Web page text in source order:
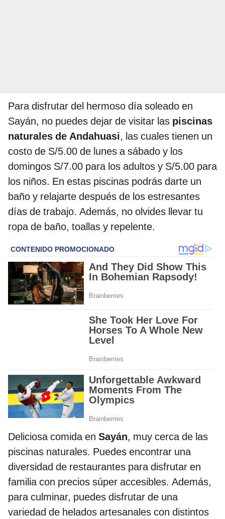
Para disfrutar del hermoso día soleado en
Sayán, no puedes dejar de visitar las piscinas
naturales de Andahuasi, las cuales tienen un
costo de S/5.00 de lunes a sábado y los
domingos S/7.00 para los adultos y S/5.00 para
los niños. En estas piscinas podrás darte un
baño y relajarte después de los estresantes
días de trabajo. Además, no olvides llevar tu
ropa de baño, toallas y repelente.
Deliciosa comida en Sayán, muy cerca de las
piscinas naturales. Puedes encontrar una
diversidad de restaurantes para disfrutar en
familia con precios súper accesibles. Además,
para culminar, puedes disfrutar de una
variedad de helados artesanales con distintos